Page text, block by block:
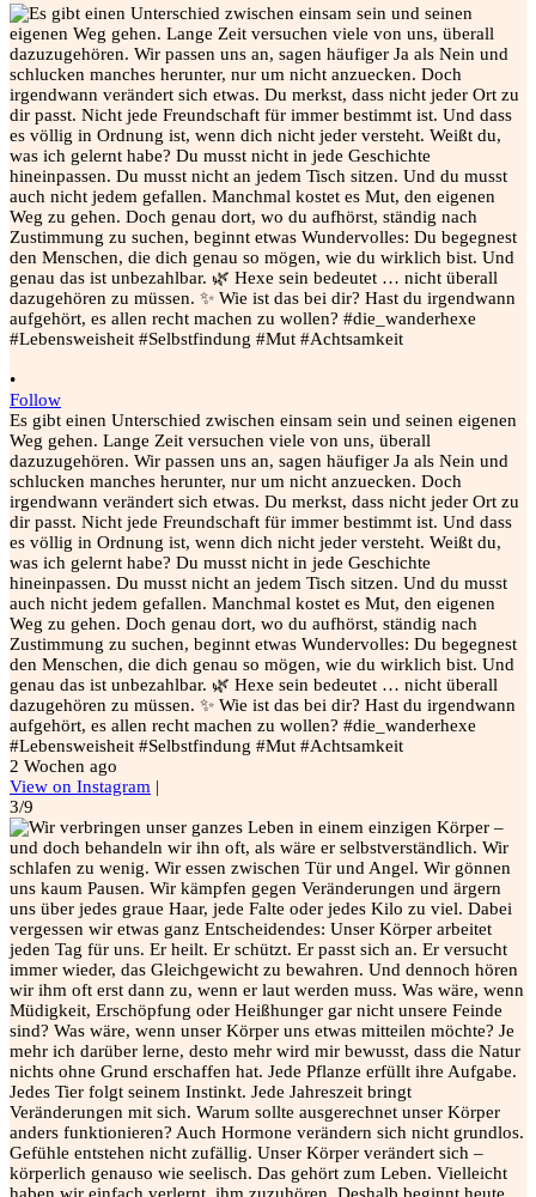
•
Follow
Es gibt einen Unterschied zwischen einsam sein und seinen eigenen
Weg gehen. Lange Zeit versuchen viele von uns, überall
dazuzugehören. Wir passen uns an, sagen häufiger Ja als Nein und
schlucken manches herunter, nur um nicht anzuecken. Doch
irgendwann verändert sich etwas. Du merkst, dass nicht jeder Ort zu
dir passt. Nicht jede Freundschaft für immer bestimmt ist. Und dass
es völlig in Ordnung ist, wenn dich nicht jeder versteht. Weißt du,
was ich gelernt habe? Du musst nicht in jede Geschichte
hineinpassen. Du musst nicht an jedem Tisch sitzen. Und du musst
auch nicht jedem gefallen. Manchmal kostet es Mut, den eigenen
Weg zu gehen. Doch genau dort, wo du aufhörst, ständig nach
Zustimmung zu suchen, beginnt etwas Wundervolles: Du begegnest
den Menschen, die dich genau so mögen, wie du wirklich bist. Und
genau das ist unbezahlbar. 🌿 Hexe sein bedeutet … nicht überall
dazugehören zu müssen. ✨ Wie ist das bei dir? Hast du irgendwann
aufgehört, es allen recht machen zu wollen? #die_wanderhexe
#Lebensweisheit #Selbstfindung #Mut #Achtsamkeit
2 Wochen ago
View on Instagram |
3/9